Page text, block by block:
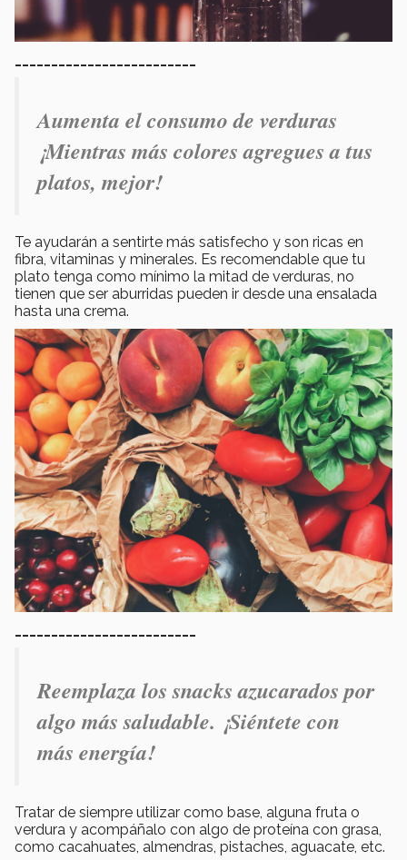
Aumenta el consumo de verduras
¡Mientras más colores agregues a tus
platos, mejor!
Te ayudarán a sentirte más satisfecho y son ricas en
fibra, vitaminas y minerales. Es recomendable que tu
plato tenga como mínimo la mitad de verduras, no
tienen que ser aburridas pueden ir desde una ensalada
hasta una crema.
Reemplaza los snacks azucarados por
algo más saludable. ¡Siéntete con
más energía!
Tratar de siempre utilizar como base, alguna fruta o
verdura y acompáñalo con algo de proteína con grasa,
como cacahuates, almendras, pistaches, aguacate, etc.